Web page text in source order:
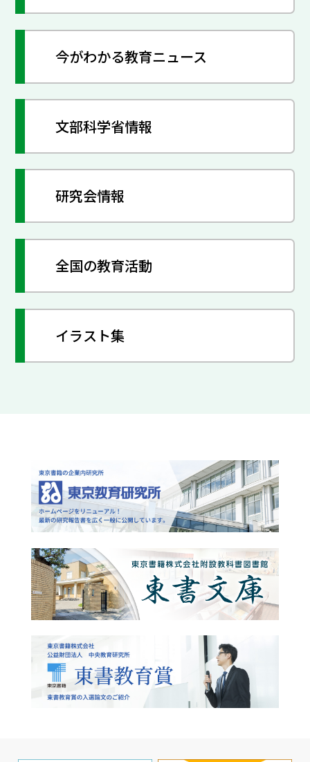
今がわかる教育ニュース
文部科学省情報
研究会情報
全国の教育活動
イラスト集